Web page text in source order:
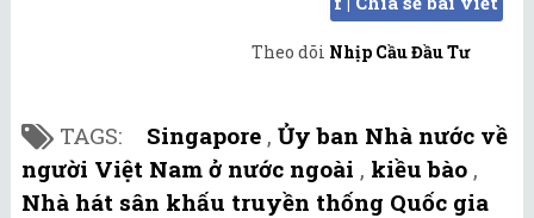
Theo dõi Nhịp Cầu Đầu Tư
TAGS: Singapore , Ủy ban Nhà nước về
người Việt Nam ở nước ngoài , kiều bào ,
Nhà hát sân khấu truyền thống Quốc gia